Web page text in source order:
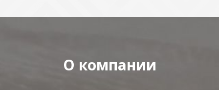
О компании